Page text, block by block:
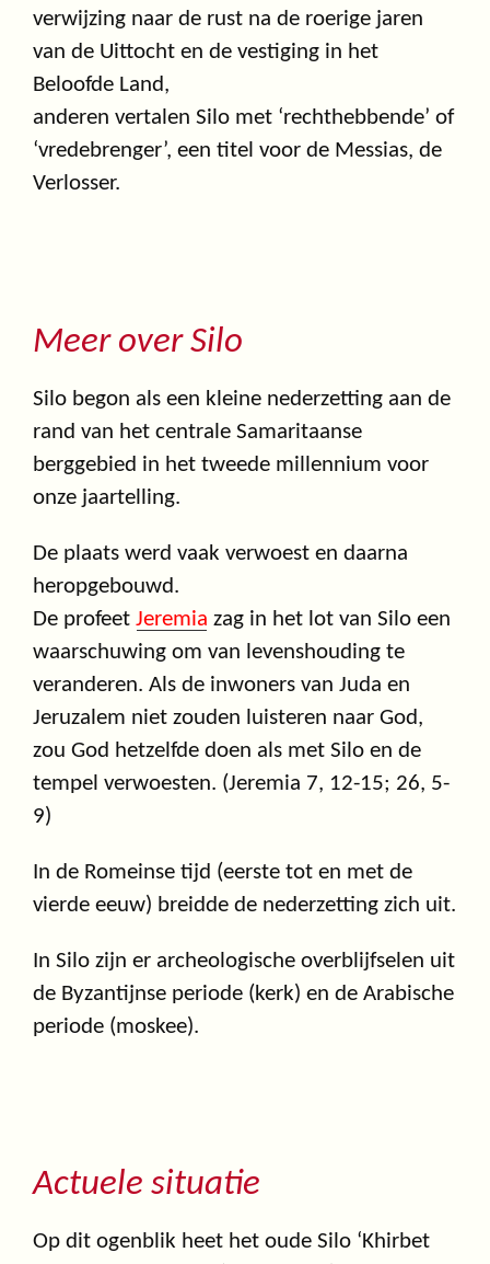
verwijzing naar de rust na de roerige jaren
van de Uittocht en de vestiging in het
Beloofde Land,
anderen vertalen Silo met ‘rechthebbende’ of
‘vredebrenger’, een titel voor de Messias, de
Verlosser.
Meer over Silo
Silo begon als een kleine nederzetting aan de
rand van het centrale Samaritaanse
berggebied in het tweede millennium voor
onze jaartelling.
De plaats werd vaak verwoest en daarna
heropgebouwd.
De profeet Jeremia zag in het lot van Silo een
waarschuwing om van levenshouding te
veranderen. Als de inwoners van Juda en
Jeruzalem niet zouden luisteren naar God,
zou God hetzelfde doen als met Silo en de
tempel verwoesten. (Jeremia 7, 12-15; 26, 5-
9)
In de Romeinse tijd (eerste tot en met de
vierde eeuw) breidde de nederzetting zich uit.
In Silo zijn er archeologische overblijfselen uit
de Byzantijnse periode (kerk) en de Arabische
periode (moskee).
Actuele situatie
Op dit ogenblik heet het oude Silo ‘Khirbet